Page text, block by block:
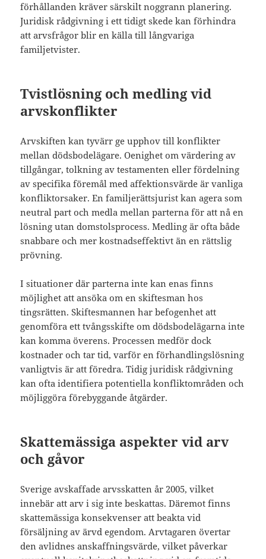
förhållanden kräver särskilt noggrann planering.
Juridisk rådgivning i ett tidigt skede kan förhindra
att arvsfrågor blir en källa till långvariga
familjetvister.
Tvistlösning och medling vid
arvskonflikter
Arvskiften kan tyvärr ge upphov till konflikter
mellan dödsbodelägare. Oenighet om värdering av
tillgångar, tolkning av testamenten eller fördelning
av specifika föremål med affektionsvärde är vanliga
konfliktorsaker. En familjerättsjurist kan agera som
neutral part och medla mellan parterna för att nå en
lösning utan domstolsprocess. Medling är ofta både
snabbare och mer kostnadseffektivt än en rättslig
prövning.
I situationer där parterna inte kan enas finns
möjlighet att ansöka om en skiftesman hos
tingsrätten. Skiftesmannen har befogenhet att
genomföra ett tvångsskifte om dödsbodelägarna inte
kan komma överens. Processen medför dock
kostnader och tar tid, varför en förhandlingslösning
vanligtvis är att föredra. Tidig juridisk rådgivning
kan ofta identifiera potentiella konfliktområden och
möjliggöra förebyggande åtgärder.
Skattemässiga aspekter vid arv
och gåvor
Sverige avskaffade arvsskatten år 2005, vilket
innebär att arv i sig inte beskattas. Däremot finns
skattemässiga konsekvenser att beakta vid
försäljning av ärvd egendom. Arvtagaren övertar
den avlidnes anskaffningsvärde, vilket påverkar